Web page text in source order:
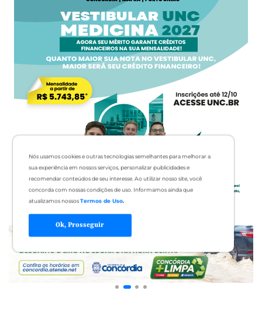
Nós usamos cookies e outras tecnologias semelhantes para melhorar a
sua experiência em nossos serviços, personalizar publicidades e
recomendar conteúdos de seu interesse. Ao utilizar nosso site, você
concorda com nossas condições de uso. Informamos ainda que
atualizamos nossosTermos de Uso.
Ok, Prosseguir